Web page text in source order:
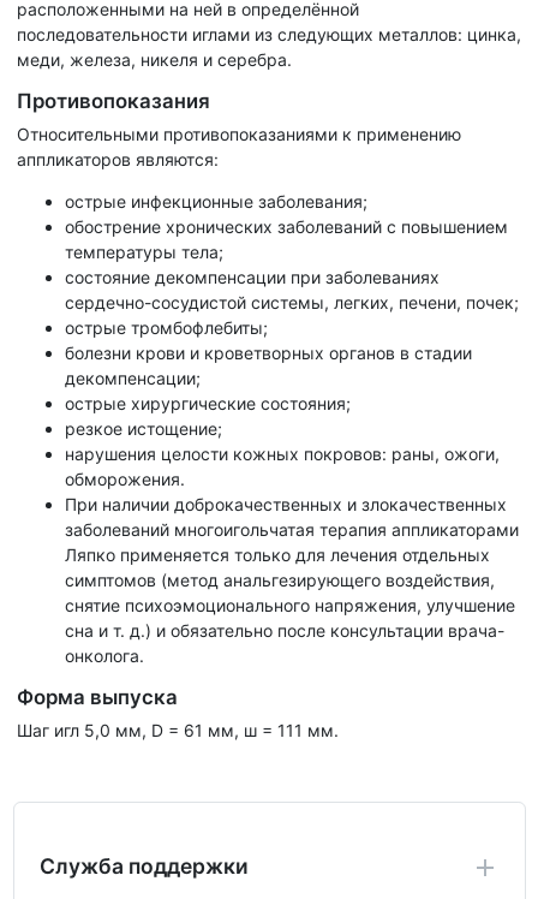
расположенными на ней в определённой
последовательности иглами из следующих металлов: цинка,
меди, железа, никеля и серебра.
Противопоказания
Относительными противопоказаниями к применению
аппликаторов являются:
острые инфекционные заболевания;
обострение хронических заболеваний с повышением
температуры тела;
состояние декомпенсации при заболеваниях
сердечно-сосудистой системы, легких, печени, почек;
острые тромбофлебиты;
болезни крови и кроветворных органов в стадии
декомпенсации;
острые хирургические состояния;
резкое истощение;
нарушения целости кожных покровов: раны, ожоги,
обморожения.
При наличии доброкачественных и злокачественных
заболеваний многоигольчатая терапия аппликаторами
Ляпко применяется только для лечения отдельных
симптомов (метод анальгезирующего воздействия,
снятие психоэмоционального напряжения, улучшение
сна и т. д.) и обязательно после консультации врача-
онколога.
Форма выпуска
Шаг игл 5,0 мм, D = 61 мм, ш = 111 мм.
Служба поддержки